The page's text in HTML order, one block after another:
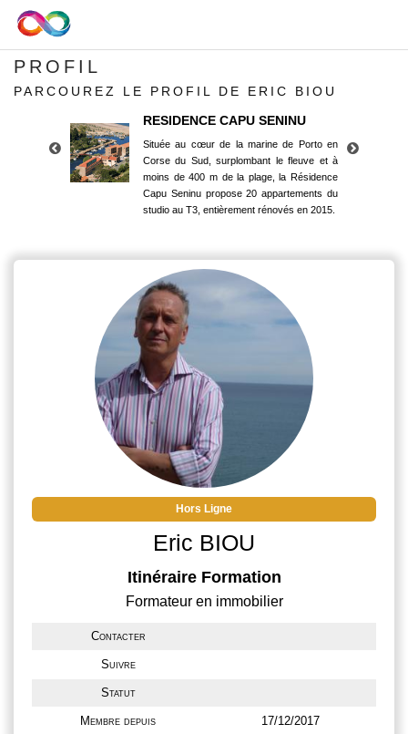
PROFIL
PARCOUREZ LE PROFIL DE ERIC BIOU
RESIDENCE CAPU SENINU
Située au cœur de la marine de Porto en
Corse du Sud, surplombant le fleuve et à
moins de 400 m de la plage, la Résidence
Capu Seninu propose 20 appartements du
studio au T3, entièrement rénovés en 2015.
Corse du Sud, surplombant le fleuve et à
moins de 400 m de la plage, la Résidence
Capu Seninu propose 20 appartements du
studio au T3, entièrement rénovés en 2015.
Hors Ligne
Eric BIOU
Itinéraire Formation
Formateur en immobilier
Contacter
Suivre
Statut
Membre depuis 17/12/2017